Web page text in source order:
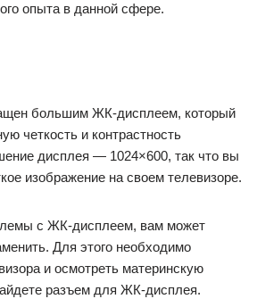
опыта в данной сфере.
большим ЖК-дисплеем, который
четкость и контрастность
дисплея — 1024×600, так что вы
изображение на своем телевизоре.
с ЖК-дисплеем, вам может
Для этого необходимо
и осмотреть материнскую
разъем для ЖК-дисплея.